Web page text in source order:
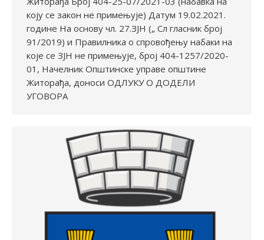
коју се закон не примењује) Датум 19.02.2021.
године На основу чл. 27.ЗЈН („ Сл гласник број
91/2019) и Правилника о спровођењу набаки на
које се ЗЈН не примењује, број 404-1257/2020-
01, Начелник Општинске управе општине
Житорађа, доноси ОДЛУКУ О ДОДЕЛИ
УГОВОРА